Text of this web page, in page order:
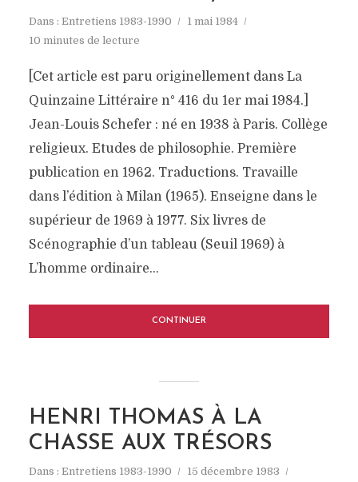
Dans : Entretiens 1983-1990
1 mai 1984
10 minutes de lecture
[Cet article est paru originellement dans La
Quinzaine Littéraire n° 416 du 1er mai 1984.]
Jean-Louis Schefer : né en 1938 à Paris. Collège
religieux. Etudes de philosophie. Première
publication en 1962. Traductions. Travaille
dans l’édition à Milan (1965). Enseigne dans le
supérieur de 1969 à 1977. Six livres de
Scénographie d’un tableau (Seuil 1969) à
L’homme ordinaire...
CONTINUER
HENRI THOMAS À LA
CHASSE AUX TRÉSORS
Dans : Entretiens 1983-1990
15 décembre 1983